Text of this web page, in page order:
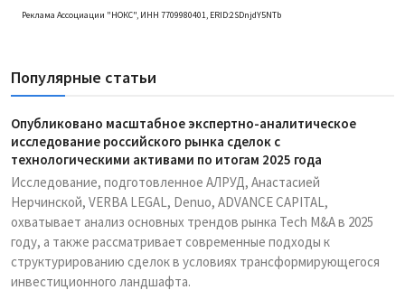
Реклама Ассоциации "НОКС", ИНН 7709980401, ERID:2SDnjdY5NTb
Популярные статьи
Опубликовано масштабное экспертно-аналитическое
исследование российского рынка сделок с
технологическими активами по итогам 2025 года
Исследование, подготовленное АЛРУД, Анастасией
Нерчинской, VERBA LEGAL, Denuo, ADVANCE CAPITAL,
охватывает анализ основных трендов рынка Tech M&A в 2025
году, а также рассматривает современные подходы к
структурированию сделок в условиях трансформирующегося
инвестиционного ландшафта.